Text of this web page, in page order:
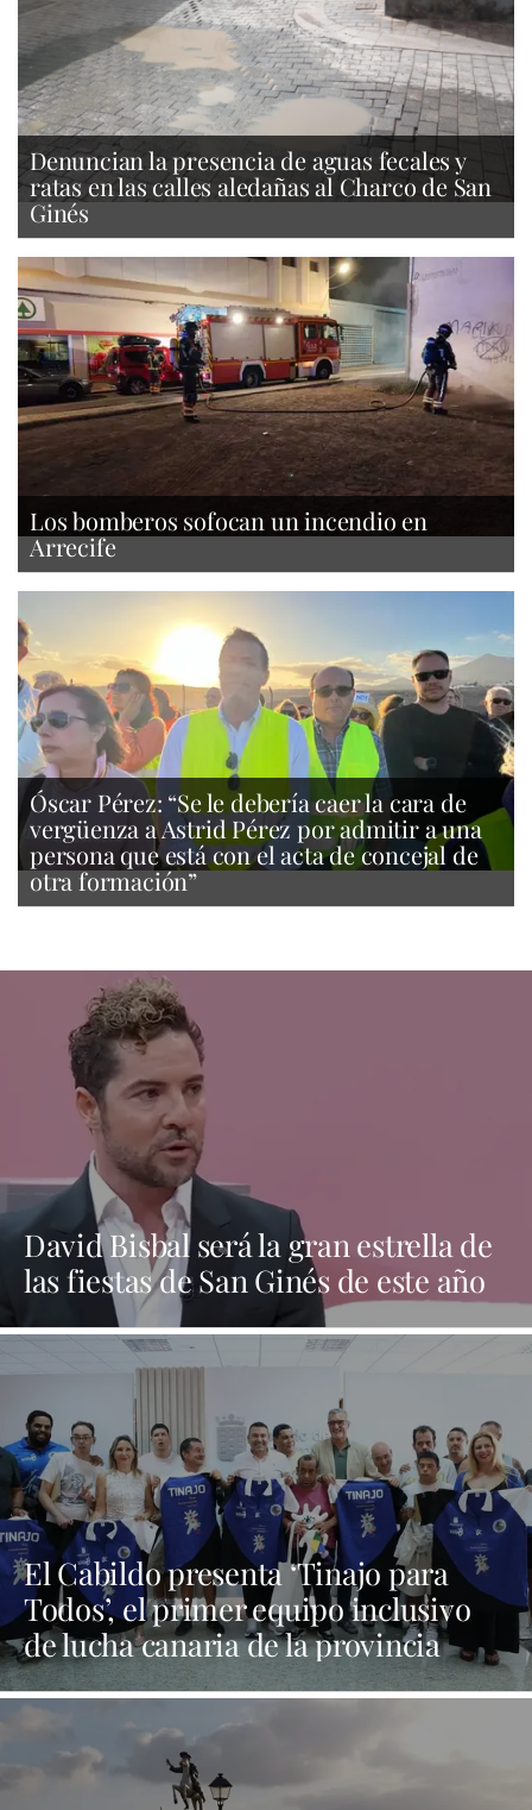
Denuncian la presencia de aguas fecales y
ratas en las calles aledañas al Charco de San
Ginés
Los bomberos sofocan un incendio en
Arrecife
Óscar Pérez: “Se le debería caer la cara de
vergüenza a Astrid Pérez por admitir a una
persona que está con el acta de concejal de
otra formación”
David Bisbal será la gran estrella de
las fiestas de San Ginés de este año
El Cabildo presenta ‘Tinajo para
Todos’, el primer equipo inclusivo
de lucha canaria de la provincia